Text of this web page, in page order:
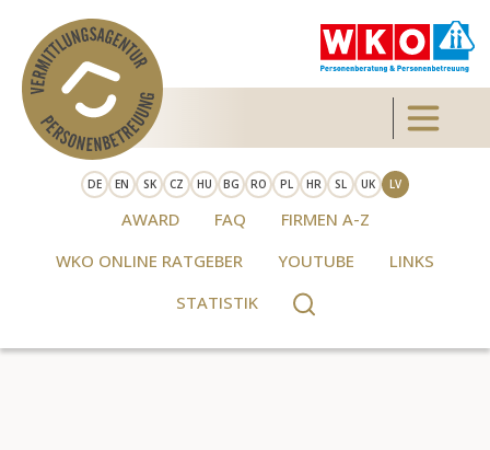
Skip to main content Toggle
DE EN SK CZ HU BG RO PL HR SL UK LV
AWARD FAQ
FIRMEN A-Z
WKO ONLINE RATGEBER
YOUTUBE
LINKS
STATISTIK